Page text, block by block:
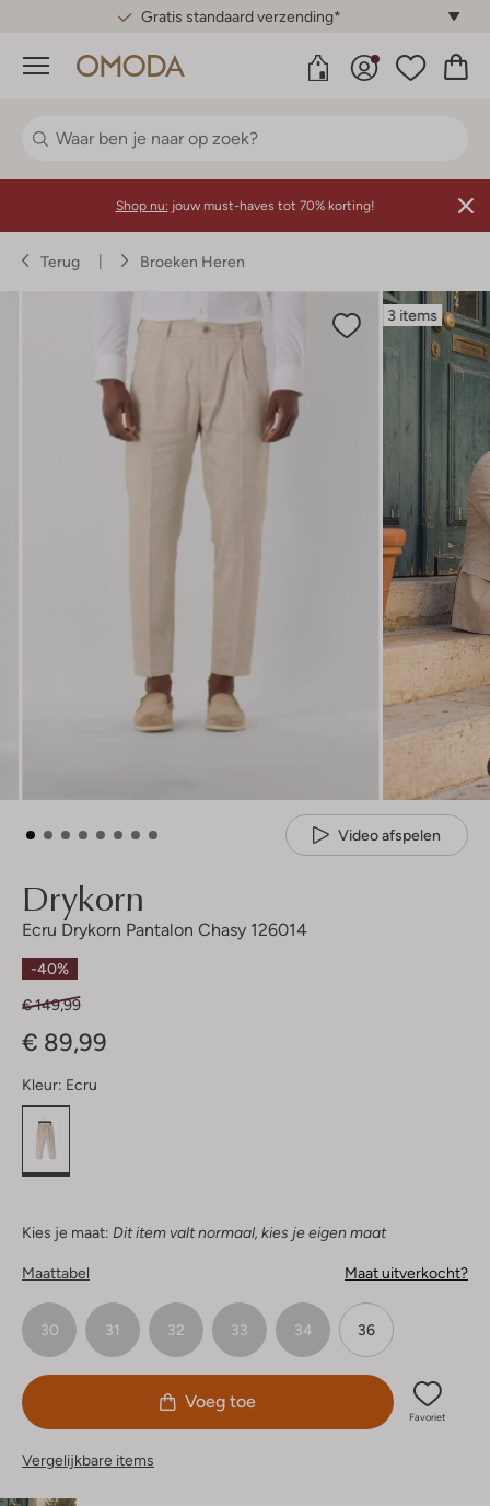
Gratis standaard verzending*
Menu
Shop nu: jouw must-haves tot 70% korting!
Terug Broeken Heren
3 items
Video afspelen
Drykorn
Ecru Drykorn Pantalon Chasy 126014
-40%
€ 149,99
€ 89,99
Kleur: Ecru
Kies je maat: Dit item valt normaal, kies je eigen maat
Maattabel Maat uitverkocht?
30 31 32 33 34 36
Voeg toe
Favoriet
Vergelijkbare items